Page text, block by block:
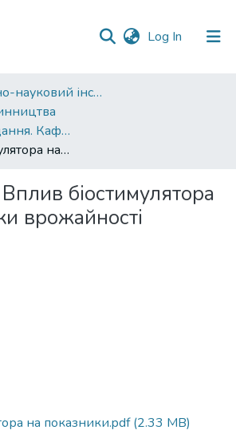
Log In (current)
Навчально-науковий інститут агротехнологій, селекції та екології
Друковані видання. Кафедра рослинництва
Вплив біостимулятора на показники врожайності
Вплив біостимулятора
врожайності
на показники.pdf(2.33 MB)